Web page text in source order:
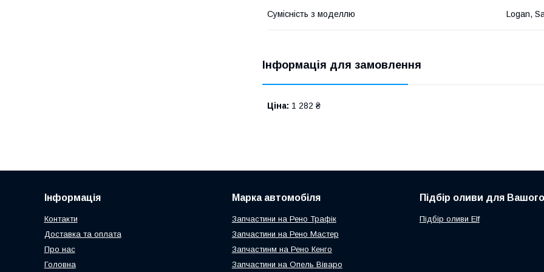
Сумісність з моделлю Logan,
Інформація для замовлення
Ціна: 1 282 ₴
Інформація
Контакти
Доставка та оплата
Про нас
Головна
Марка автомобіля
Запчастини на Рено Трафік
Запчастини на Рено Мастер
Запчастинм на Рено Кенго
Запчастини на Опель Віваро
Підбір оливи для
Підбір оливи Elf